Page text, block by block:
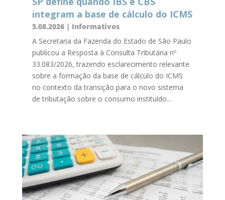
integram a base de cálculo do ICMS
5.08.2026| Informativos
A Secretaria da Fazenda do Estado de São Paulo
publicou a Resposta à Consulta Tributária nº
33.083/2026, trazendo esclarecimento relevante
sobre a formação da base de cálculo do ICMS
no contexto da transição para o novo sistema
de tributação sobre o consumo instituído...